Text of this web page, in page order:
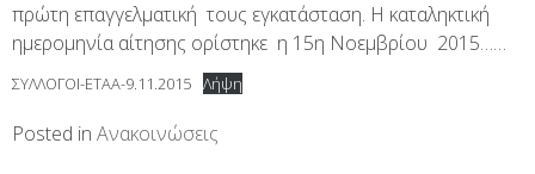
πρώτη επαγγελματική τους εγκατάσταση. Η καταληκτική
ημερομηνία αίτησης ορίστηκε η 15η Νοεμβρίου 2015……
ΣΥΛΛΟΓΟΙ-ΕΤΑΑ-9.11.2015 Λήψη
Posted in Ανακοινώσεις